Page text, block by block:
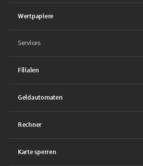
Wertpapiere
Services
Filialen
Geldautomaten
Rechner
Karte sperren